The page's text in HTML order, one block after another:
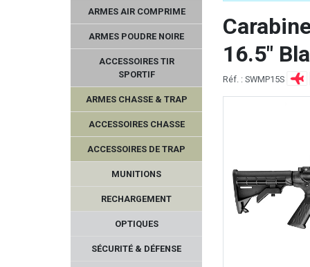
ARMES AIR COMPRIME
ARMES POUDRE NOIRE
ACCESSOIRES TIR
SPORTIF
ARMES CHASSE & TRAP
ACCESSOIRES CHASSE
ACCESSOIRES DE TRAP
MUNITIONS
RECHARGEMENT
OPTIQUES
SÉCURITÉ & DÉFENSE
16.5"
Réf. : SWMP15S